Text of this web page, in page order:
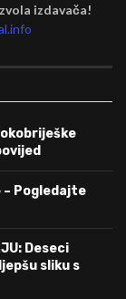
izdavača!
– Pogledajte
Deseci
sliku s